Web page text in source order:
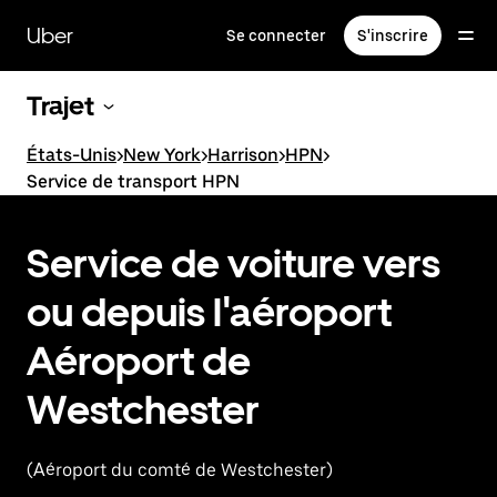
contenu
principal
Uber Se connecter S'inscrire
Trajet
États-Unis>New York>Harrison>HPN>
Service de transport HPN
Service de voiture vers
ou depuis l'aéroport
Aéroport de
Westchester
(Aéroport du comté de Westchester)